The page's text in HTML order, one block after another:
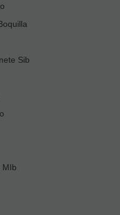
Sib
MIb